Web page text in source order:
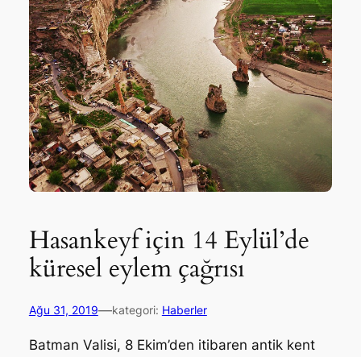
Hasankeyf için 14 Eylül’de
küresel eylem çağrısı
Ağu 31, 2019—kategori: Haberler
Batman Valisi, 8 Ekim’den itibaren antik kent